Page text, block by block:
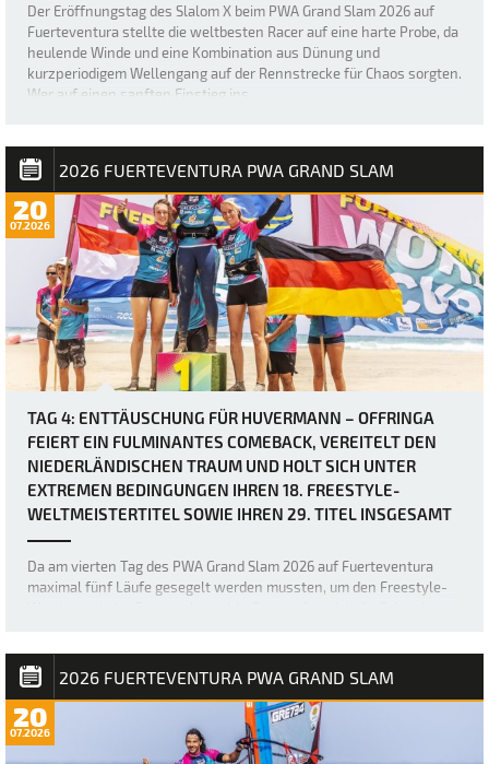
Der Eröffnungstag des Slalom X beim PWA Grand Slam 2026 auf
Fuerteventura stellte die weltbesten Racer auf eine harte Probe, da
heulende Winde und eine Kombination aus Dünung und
kurzperiodigem Wellengang auf der Rennstrecke für Chaos sorgten.
Wer auf einen sanften Einstieg ins …
2026 FUERTEVENTURA PWA GRAND SLAM
20
07.2026
TAG 4: ENTTÄUSCHUNG FÜR HUVERMANN – OFFRINGA
FEIERT EIN FULMINANTES COMEBACK, VEREITELT DEN
NIEDERLÄNDISCHEN TRAUM UND HOLT SICH UNTER
EXTREMEN BEDINGUNGEN IHREN 18. FREESTYLE-
WELTMEISTERTITEL SOWIE IHREN 29. TITEL INSGESAMT
Da am vierten Tag des PWA Grand Slam 2026 auf Fuerteventura
maximal fünf Läufe gesegelt werden mussten, um den Freestyle-
kam. Die heutigen Bedingung…
2026 FUERTEVENTURA PWA GRAND SLAM
20
07.2026